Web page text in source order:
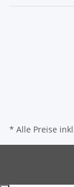
* Alle Preise